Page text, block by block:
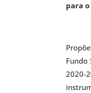
para o
Fundo
2020-